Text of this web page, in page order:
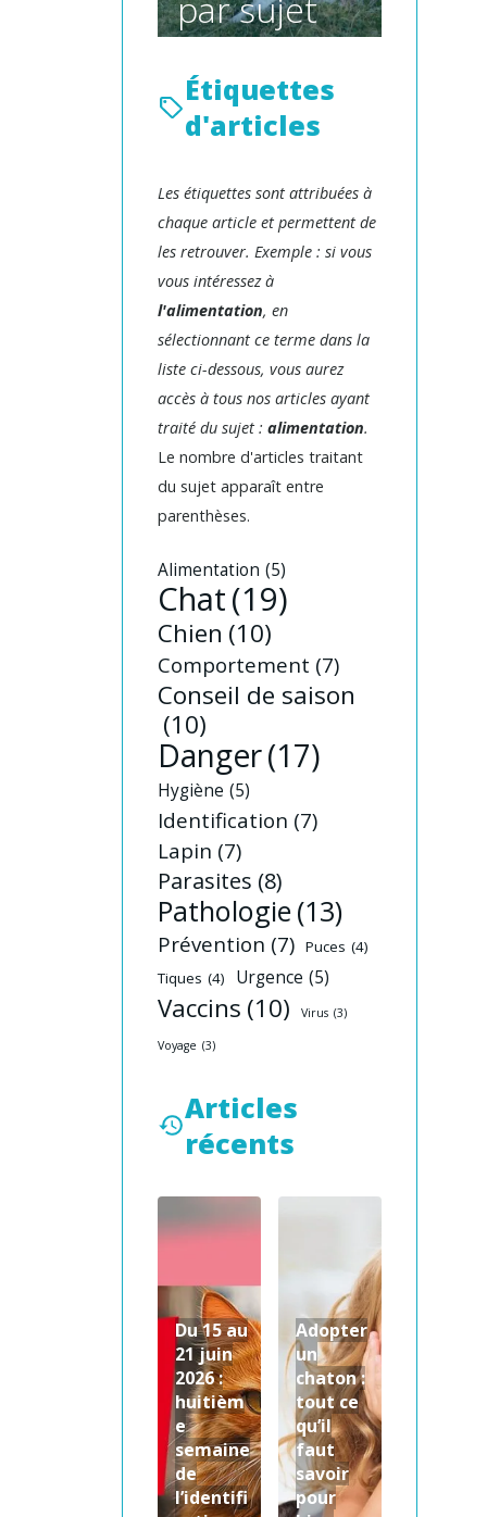
Étiquettes
d'articles
Les étiquettes sont attribuées à
chaque article et permettent de
les retrouver. Exemple : si vous
vous intéressez à
l'alimentation, en
sélectionnant ce terme dans la
liste ci-dessous, vous aurez
accès à tous nos articles ayant
traité du sujet : alimentation.
Le nombre d'articles traitant
du sujet apparaît entre
parenthèses.
Alimentation (5)
Chat(19)
Chien (10)
Comportement (7)
Conseil de saison
(10)
Danger(17)
Hygiène (5)
Identification (7)
Lapin (7)
Parasites (8)
Pathologie(13)
Prévention (7) Puces (4)
Tiques (4) Urgence (5)
Vaccins (10) Virus (3)
Voyage (3)
Articles
récents
Du 15 au
21 juin
2026 :
huitièm
e
semaine
de
l’identifi
Adopter
un
chaton :
tout ce
qu’il
faut
savoir
pour